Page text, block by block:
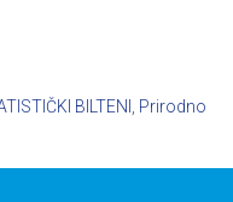
BILTENI
Prirodno